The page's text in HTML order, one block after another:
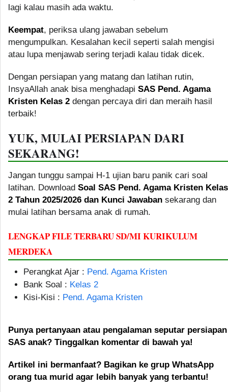
lagi kalau masih ada waktu.
Keempat, periksa ulang jawaban sebelum
mengumpulkan. Kesalahan kecil seperti salah mengisi
atau lupa menjawab sering terjadi kalau tidak dicek.
Dengan persiapan yang matang dan latihan rutin,
InsyaAllah anak bisa menghadapi SAS Pend. Agama
Kristen Kelas 2 dengan percaya diri dan meraih hasil
terbaik!
YUK, MULAI PERSIAPAN DARI
SEKARANG!
Jangan tunggu sampai H-1 ujian baru panik cari soal
latihan. Download Soal SAS Pend. Agama Kristen Kelas
2 Tahun 2025/2026 dan Kunci Jawaban sekarang dan
mulai latihan bersama anak di rumah.
LENGKAP FILE TERBARU SD/MI KURIKULUM
MERDEKA
Perangkat Ajar : Pend. Agama Kristen
Bank Soal : Kelas 2
Kisi-Kisi : Pend. Agama Kristen
Punya pertanyaan atau pengalaman seputar persiapan
SAS anak? Tinggalkan komentar di bawah ya!
Artikel ini bermanfaat? Bagikan ke grup WhatsApp
orang tua murid agar lebih banyak yang terbantu!